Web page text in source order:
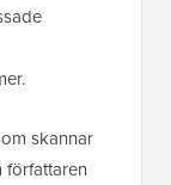
skannar
författaren